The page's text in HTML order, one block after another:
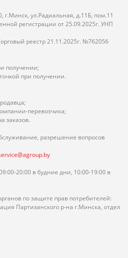
г.Минск, ул.Радиальная, д.11Б, пом.11
регистрации от 25.09.2025г. УНП
реестр 21.11.2025г. №762056
получении;
при получении.
перевозчика;
заказов.
разрешение вопросов
20:00 в будние дни, 10:00-19:00 в
по защите прав потребителей:
Партизанского р-на г.Минска, отдел